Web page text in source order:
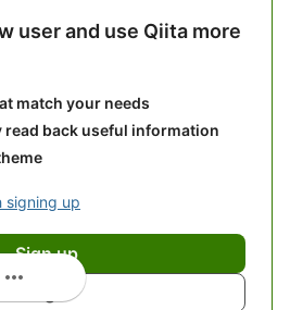
user and use Qiita more
match your needs
read back useful information
signing up
Sign up
more_horiz